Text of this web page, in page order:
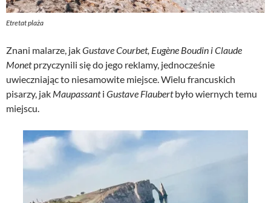
Etretat plaża
Znani malarze, jakGustave Courbet, Eugène Boudin i Claude
Monetprzyczynili się do jego reklamy, jednocześnie
uwieczniając to niesamowite miejsce. Wielu francuskich
pisarzy, jak Maupassanti Gustave Flaubertbyło wiernych temu
miejscu.